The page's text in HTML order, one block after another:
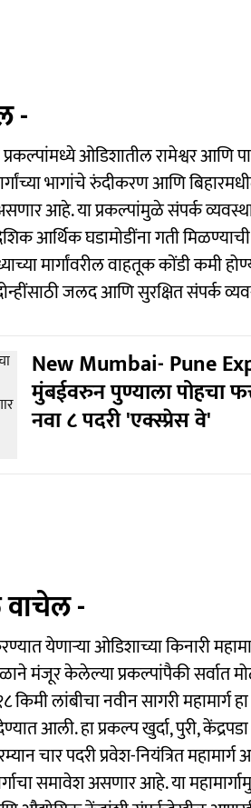
-
ओडिशातील रामेश्वर आणि
भागांचे रुंदीकरण आणि
आहे. या प्रकल्पांमुळे संपर्क
आर्थिक घडामोडींना गती
मार्गांवरील वाहतूक कोंडी कमी
जलद आणि सुरक्षित संपर्क
New Mumbai- Pune
मुंबईवरुन पुण्याला पोहचा
नवा ८ पदरी 'एक्स्प्रेस वे'
-
येणाऱ्या ओडिशाच्या किनारी
मंजूर केलेल्या प्रकल्पांपैकी सर्वात
किमी लांबीचा नवीन सागरी महामार्ग
आली. हा प्रकल्प खुर्दा, पुरी,
चार पदरी प्रवेश-नियंत्रित
समावेश असणार आहे. या